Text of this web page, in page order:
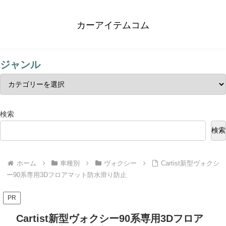
カーアイテムコム
ジャンル
検索
検索
ホーム 車種別 ヴォクシー
Cartist新型ヴォクシ
ー90系専用3Dフロアマット防水滑り防止
PR
Cartist新型ヴォクシー90系専用3Dフロア